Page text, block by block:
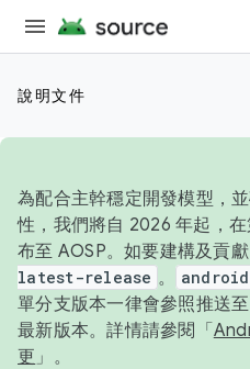
說明文件
為配合主幹穩定開發模型，
性，我們將自 2026 年起，
布至 AOSP。如要建構及貢
latest-release 。
單分支版本一律會參照推送
最新版本。詳情請參閱「
更 」。